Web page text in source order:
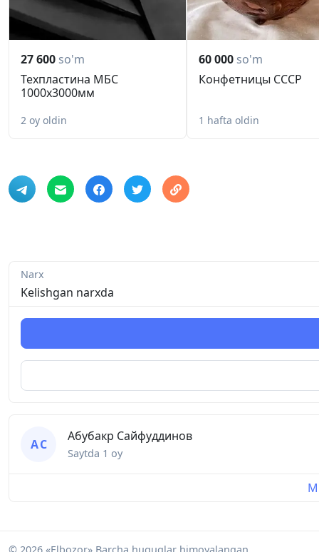
27 600 so'm
Техпластина МБС
1000х3000мм
2 oy oldin
60 000 so'm
Конфетницы СССР
1 hafta oldin
Narx
Kelishgan narxda
А С
Абубакр Сайфуддинов
Saytda 1 oy